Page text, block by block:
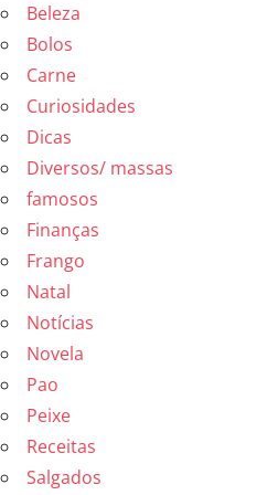
Beleza
Bolos
Carne
Curiosidades
Dicas
Diversos/ massas
famosos
Finanças
Frango
Natal
Notícias
Novela
Pao
Peixe
Receitas
Salgados